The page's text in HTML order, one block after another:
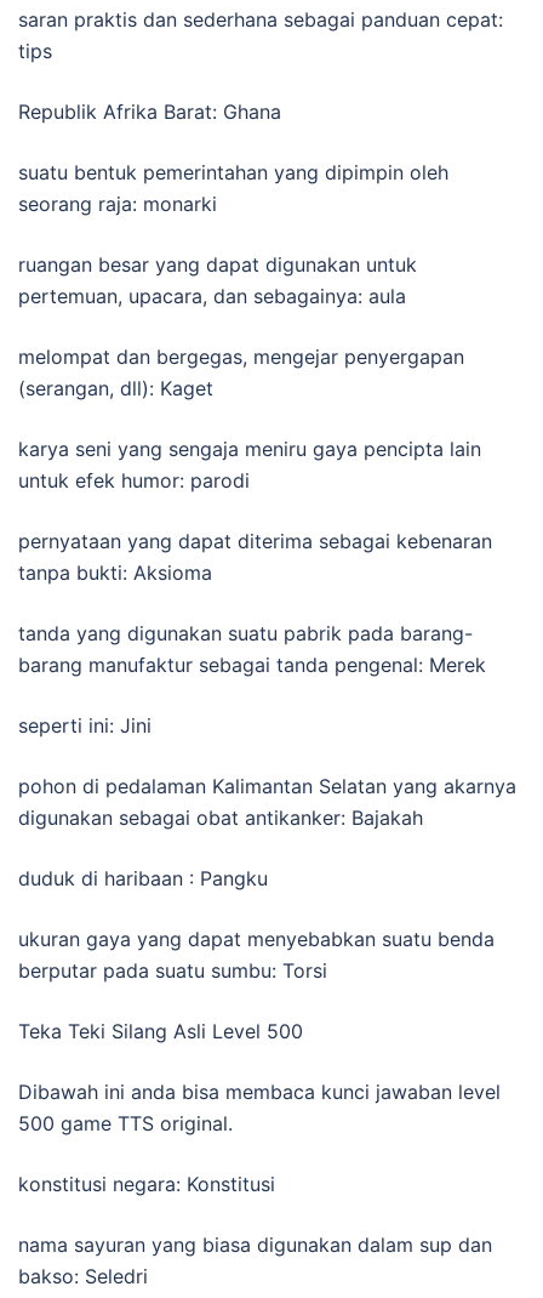
saran praktis dan sederhana sebagai panduan cepat:
tips
Republik Afrika Barat: Ghana
suatu bentuk pemerintahan yang dipimpin oleh
seorang raja: monarki
ruangan besar yang dapat digunakan untuk
pertemuan, upacara, dan sebagainya: aula
melompat dan bergegas, mengejar penyergapan
(serangan, dll): Kaget
karya seni yang sengaja meniru gaya pencipta lain
untuk efek humor: parodi
pernyataan yang dapat diterima sebagai kebenaran
tanpa bukti: Aksioma
tanda yang digunakan suatu pabrik pada barang-
barang manufaktur sebagai tanda pengenal: Merek
seperti ini: Jini
pohon di pedalaman Kalimantan Selatan yang akarnya
digunakan sebagai obat antikanker: Bajakah
duduk di haribaan : Pangku
ukuran gaya yang dapat menyebabkan suatu benda
berputar pada suatu sumbu: Torsi
Teka Teki Silang Asli Level 500
Dibawah ini anda bisa membaca kunci jawaban level
500 game TTS original.
konstitusi negara: Konstitusi
nama sayuran yang biasa digunakan dalam sup dan
bakso: Seledri